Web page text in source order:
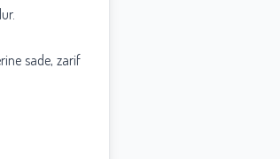
sade, zarif